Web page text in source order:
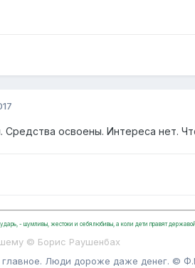
Средства освоены. Интереса нет.
- шумливы, жестоки и себялюбивы, а коли дети правят
© Борис Раушенбах
Люди дороже даже денег. ©